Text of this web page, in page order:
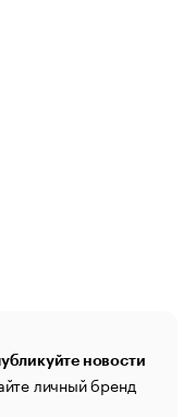
новости
личный бренд